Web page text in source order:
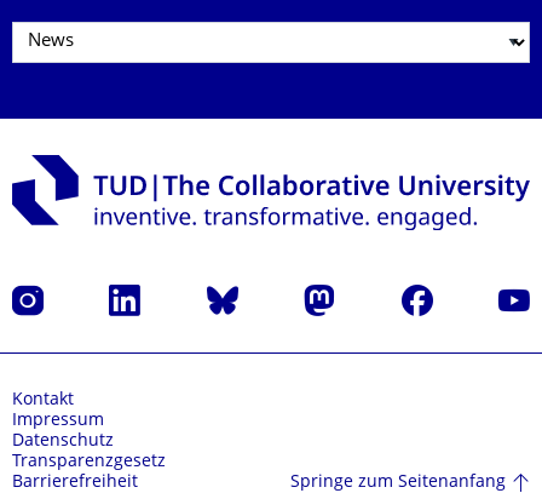
Instagram LinkedIn Bluesky Mastodon Facebook
Kontakt
Impressum
Datenschutz
Transparenzgesetz
Barrierefreiheit
Springe zum Seitenanfang